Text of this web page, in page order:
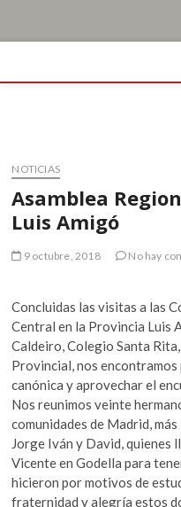
NOTICIAS
Asamblea
Luis Amigó
9 octubre, 2018 No hay
Concluidas las visitas a las
Central en la Provincia Luis
Caldeiro, Colegio Santa
Provincial, nos
canónica y aprovechar el
Nos reunimos veinte
comunidades de Madrid,
Jorge Iván y David, quienes
Vicente en Godella para
hicieron por motivos de
fraternidad y alegría estos